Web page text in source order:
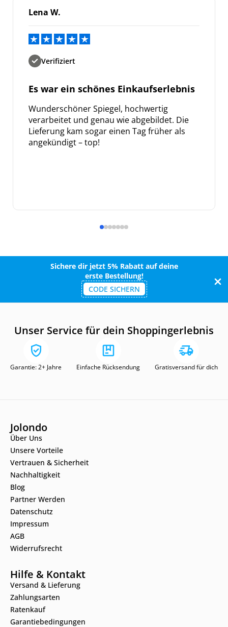
Lena W.
Verifiziert
Es war ein schönes Einkaufserlebnis
Wunderschöner Spiegel, hochwertig
verarbeitet und genau wie abgebildet. Die
Lieferung kam sogar einen Tag früher als
angekündigt – top!
Sichere dir jetzt 5% Rabatt auf deine
erste Bestellung!
CODE SICHERN
Unser Service für dein Shoppingerlebnis
Garantie: 2+ Jahre Einfache Rücksendung Gratisversand für dich
Jolondo
Über Uns
Unsere Vorteile
Vertrauen & Sicherheit
Nachhaltigkeit
Blog
Partner Werden
Datenschutz
Impressum
AGB
Widerrufsrecht
Hilfe & Kontakt
Versand & Lieferung
Zahlungsarten
Ratenkauf
Garantiebedingungen